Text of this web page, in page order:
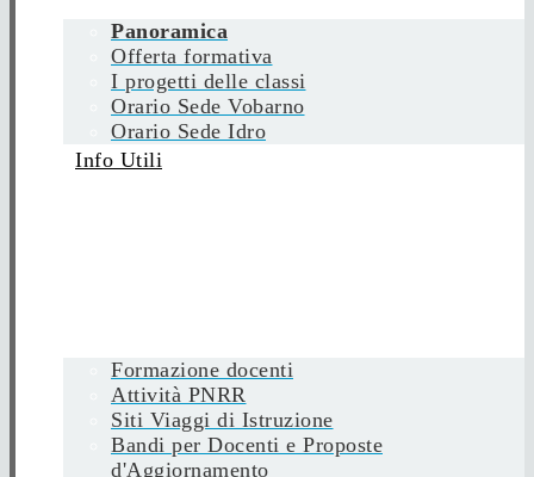
Panoramica
Offerta formativa
I progetti delle classi
Orario Sede Vobarno
Orario Sede Idro
Info Utili
Formazione docenti
Attività PNRR
Siti Viaggi di Istruzione
Bandi per Docenti e Proposte
d'Aggiornamento